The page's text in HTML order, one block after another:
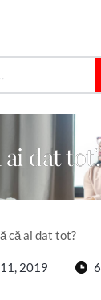
dat
că ai dat tot?
2019